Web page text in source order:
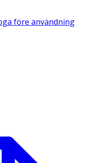
före användning